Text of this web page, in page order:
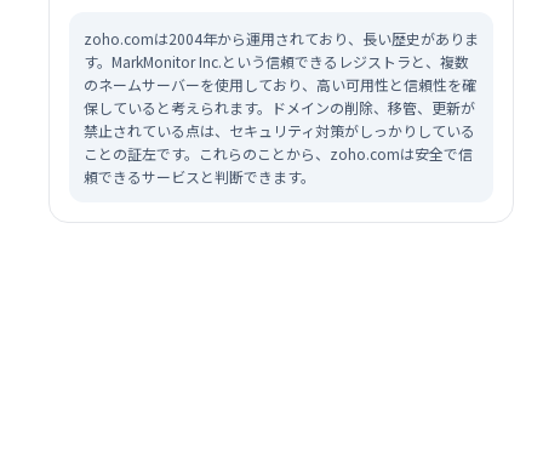
zoho.comは2004年から運用されており、長い歴史がありま
す。MarkMonitor Inc.という信頼できるレジストラと、複数
のネームサーバーを使用しており、高い可用性と信頼性を確
保していると考えられます。ドメインの削除、移管、更新が
禁止されている点は、セキュリティ対策がしっかりしている
ことの証左です。これらのことから、zoho.comは安全で信
頼できるサービスと判断できます。